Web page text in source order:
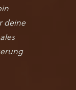
deine